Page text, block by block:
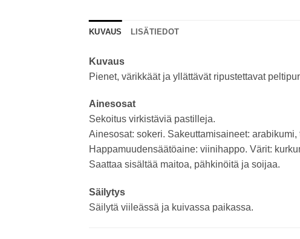
KUVAUS LISÄTIEDOT
Kuvaus
Pienet, värikkäät ja yllättävät ripustettavat
Ainesosat
Sekoitus virkistäviä pastilleja.
Ainesosat: sokeri. Sakeuttamisaineet:
Happamuudensäätöaine: viinihappo. Värit:
Saattaa sisältää maitoa, pähkinöitä ja soijaa.
Säilytys
Säilytä viileässä ja kuivassa paikassa.